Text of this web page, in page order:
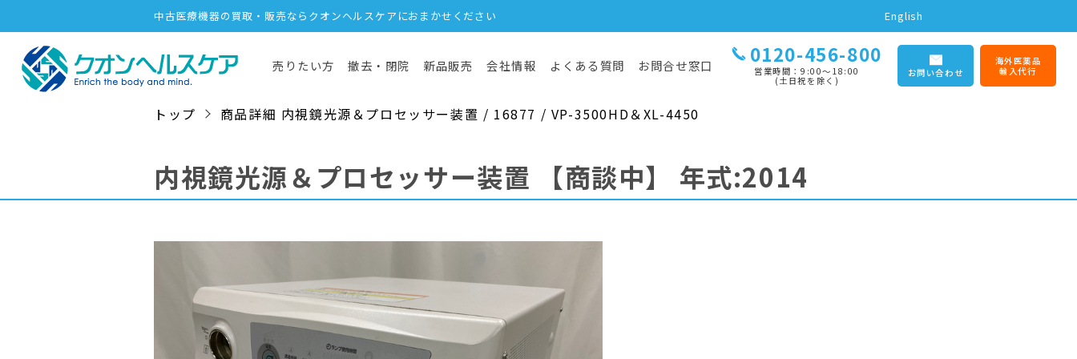
中古医療機器の買取・販売ならクオンヘルスケアにおまかせください English
売りたい方 撤去・閉院 新品販売 会社情報 よくある質問 お問合せ窓口 0120-456-800
営業時間：9:00〜18:00
(土日祝を除く)
お問い合わせ
海外医薬品
輸入代行
トップ 商品詳細 内視鏡光源＆プロセッサー装置 / 16877 / VP-3500HD＆XL-4450
内視鏡光源＆プロセッサー装置 【商談中】 年式:2014